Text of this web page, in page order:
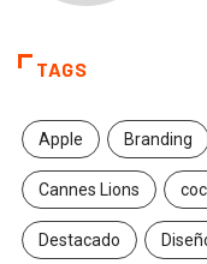
TAGS
Apple Branding
Cannes Lions
Destacado